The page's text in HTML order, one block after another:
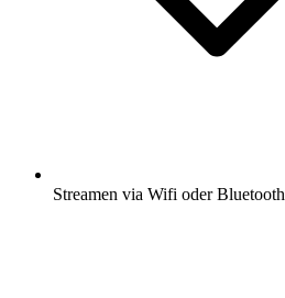
Streamen via Wifi oder Bluetooth